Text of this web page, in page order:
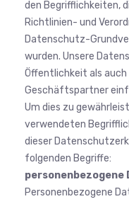
den Begrifflichkeiten,
Richtlinien- und
Datenschutz-
wurden. Unsere
Öffentlichkeit als auch
Geschäftspartner
Um dies zu
verwendeten
dieser
folgenden Begriffe:
personenbezogene
Personenbezogene